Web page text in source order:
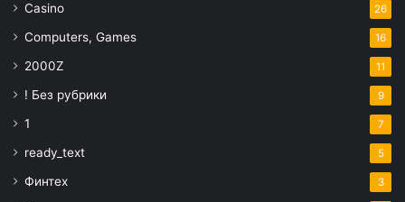
Casino 26
Computers, Games 16
2000Z 11
! Без рубрики 9
1 7
ready_text 5
Финтех 3